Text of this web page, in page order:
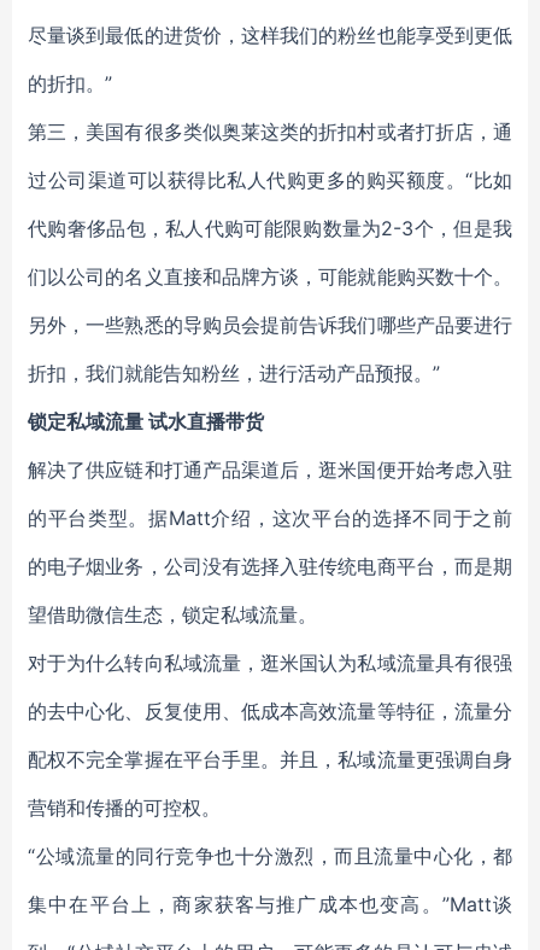
尽量谈到最低的进货价，这样我们的粉丝也能享受到更低
的折扣。”
第三，美国有很多类似奥莱这类的折扣村或者打折店，通
过公司渠道可以获得比私人代购更多的购买额度。“比如
代购奢侈品包，私人代购可能限购数量为2-3个，但是我
们以公司的名义直接和品牌方谈，可能就能购买数十个。
另外，一些熟悉的导购员会提前告诉我们哪些产品要进行
折扣，我们就能告知粉丝，进行活动产品预报。”
锁定私域流量 试水直播带货
解决了供应链和打通产品渠道后，逛米国便开始考虑入驻
的平台类型。据Matt介绍，这次平台的选择不同于之前
的电子烟业务，公司没有选择入驻传统电商平台，而是期
望借助微信生态，锁定私域流量。
对于为什么转向私域流量，逛米国认为私域流量具有很强
的去中心化、反复使用、低成本高效流量等特征，流量分
配权不完全掌握在平台手里。并且，私域流量更强调自身
营销和传播的可控权。
“公域流量的同行竞争也十分激烈，而且流量中心化，都
集中在平台上，商家获客与推广成本也变高。”Matt谈